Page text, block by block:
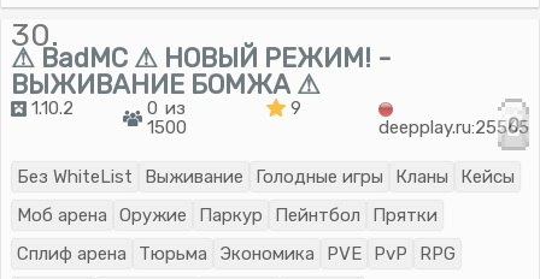
30.
⚠ BadMC ⚠ НОВЫЙ РЕЖИМ! -
ВЫЖИВАНИЕ БОМЖА ⚠
1.10.2
0 из
1500
9
deepplay.ru:25565
0
Без WhiteList Выживание Голодные игры Кланы
Кейсы
Моб арена
Оружие Паркур Пейнтбол
Прятки
Сплиф арена
Тюрьма Экономика PVE PvP
RPG